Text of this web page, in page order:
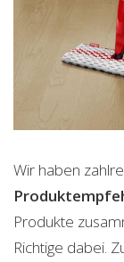
Wir haben
Produkte
Richtige dabei.